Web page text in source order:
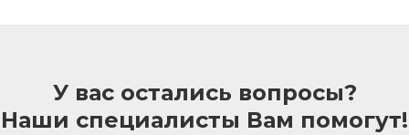
У вас остались вопросы?
Наши специалисты Вам помогут!